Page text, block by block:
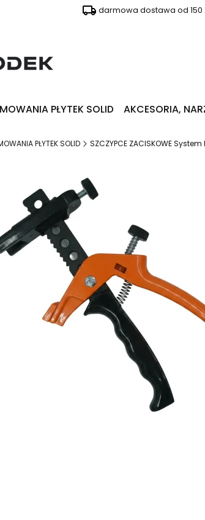
darmowa dostawa od 150
PŁYTEK SOLID AKCESORIA,
PŁYTEK SOLID SZCZYPCE ZACISKOWE